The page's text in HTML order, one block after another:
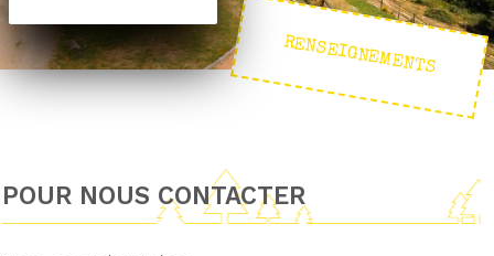
RENSEIGNEMENTS
POUR NOUS CONTACTER